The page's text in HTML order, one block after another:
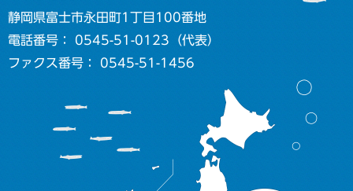
静岡県富士市永田町1丁目100番地
電話番号： 0545-51-0123（代表）
ファクス番号： 0545-51-1456